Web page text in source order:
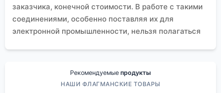
заказчика, конечной стоимости. В работе с такими
соединениями, особенно поставляя их для
электронной промышленности, нельзя полагаться
Начнём с основ, которые почему-то часто
упускают из виду в технической документации. α-
Рекомендуемые продукты
НАШИ ФЛАГМАНСКИЕ ТОВАРЫ